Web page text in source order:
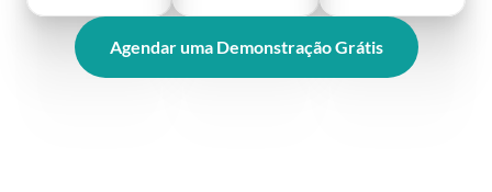
Agendar uma Demonstração Grátis